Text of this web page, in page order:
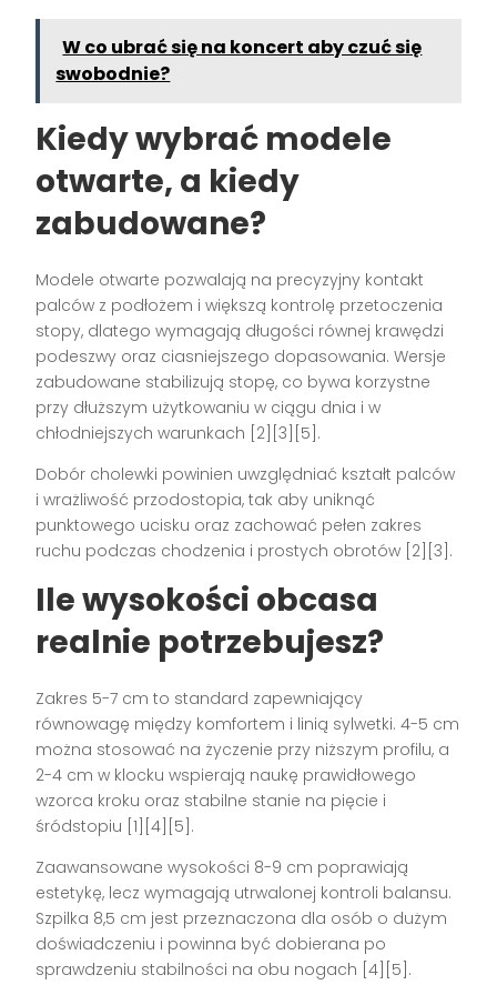
W co ubrać się na koncert aby czuć się
swobodnie?
Kiedy wybrać modele
otwarte, a kiedy
zabudowane?
Modele otwarte pozwalają na precyzyjny kontakt
palców z podłożem i większą kontrolę przetoczenia
stopy, dlatego wymagają długości równej krawędzi
podeszwy oraz ciasniejszego dopasowania. Wersje
zabudowane stabilizują stopę, co bywa korzystne
przy dłuższym użytkowaniu w ciągu dnia i w
chłodniejszych warunkach [2][3][5].
Dobór cholewki powinien uwzględniać kształt palców
i wrażliwość przodostopia, tak aby uniknąć
punktowego ucisku oraz zachować pełen zakres
ruchu podczas chodzenia i prostych obrotów [2][3].
Ile wysokości obcasa
realnie potrzebujesz?
Zakres 5-7 cm to standard zapewniający
równowagę między komfortem i linią sylwetki. 4-5 cm
można stosować na życzenie przy niższym profilu, a
2-4 cm w klocku wspierają naukę prawidłowego
wzorca kroku oraz stabilne stanie na pięcie i
śródstopiu [1][4][5].
Zaawansowane wysokości 8-9 cm poprawiają
estetykę, lecz wymagają utrwalonej kontroli balansu.
Szpilka 8,5 cm jest przeznaczona dla osób o dużym
doświadczeniu i powinna być dobierana po
sprawdzeniu stabilności na obu nogach [4][5].